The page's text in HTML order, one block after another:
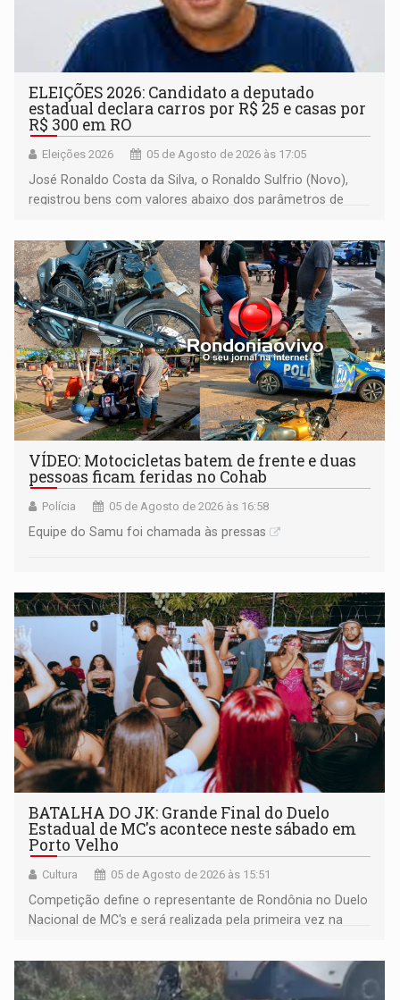
ELEIÇÕES 2026: Candidato a deputado
estadual declara carros por R$ 25 e casas por
R$ 300 em RO
Eleições 2026 05 de Agosto de 2026 às 17:05
José Ronaldo Costa da Silva, o Ronaldo Sulfrio (Novo),
registrou bens com valores abaixo dos parâmetros de
milhões
VÍDEO: Motocicletas batem de frente e duas
pessoas ficam feridas no Cohab
Polícia 05 de Agosto de 2026 às 16:58
Equipe do Samu foi chamada às pressas
BATALHA DO JK: Grande Final do Duelo
Estadual de MC's acontece neste sábado em
Porto Velho
Cultura 05 de Agosto de 2026 às 15:51
Competição define o representante de Rondônia no Duelo
Nacional de MC's e será realizada pela primeira vez na